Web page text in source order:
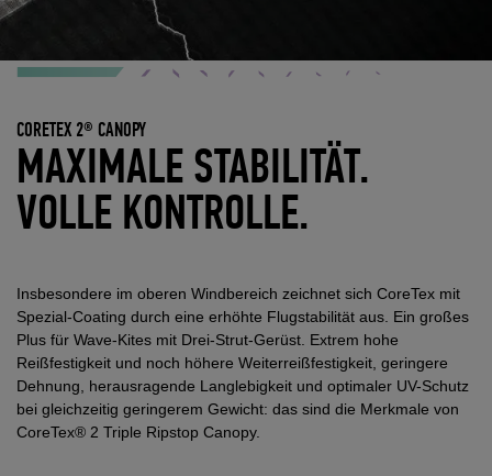
CORETEX 2® CANOPY
MAXIMALE STABILITÄT.
VOLLE KONTROLLE.
Insbesondere im oberen Windbereich zeichnet sich CoreTex mit
Spezial-Coating durch eine erhöhte Flugstabilität aus. Ein großes
Plus für Wave-Kites mit Drei-Strut-Gerüst. Extrem hohe
Reißfestigkeit und noch höhere Weiterreißfestigkeit, geringere
Dehnung, herausragende Langlebigkeit und optimaler UV-Schutz
bei gleichzeitig geringerem Gewicht: das sind die Merkmale von
CoreTex® 2 Triple Ripstop Canopy.